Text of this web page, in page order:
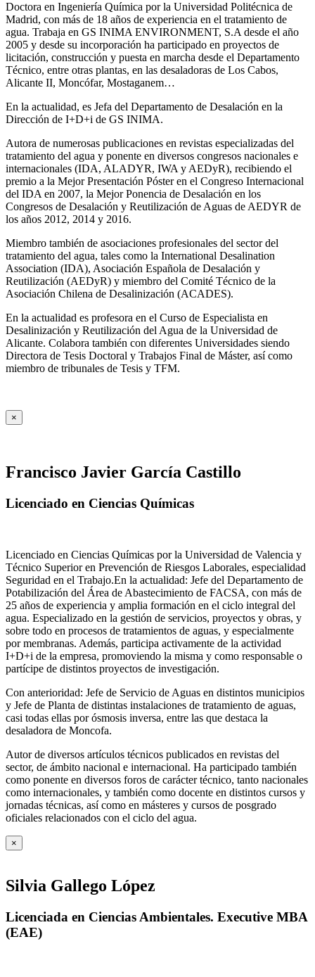
Doctora en Ingeniería Química por la Universidad Politécnica de
Madrid, con más de 18 años de experiencia en el tratamiento de
agua. Trabaja en GS INIMA ENVIRONMENT, S.A desde el año
2005 y desde su incorporación ha participado en proyectos de
licitación, construcción y puesta en marcha desde el Departamento
Técnico, entre otras plantas, en las desaladoras de Los Cabos,
Alicante II, Moncófar, Mostaganem…
En la actualidad, es Jefa del Departamento de Desalación en la
Dirección de I+D+i de GS INIMA.
Autora de numerosas publicaciones en revistas especializadas del
tratamiento del agua y ponente en diversos congresos nacionales e
internacionales (IDA, ALADYR, IWA y AEDyR), recibiendo el
premio a la Mejor Presentación Póster en el Congreso Internacional
del IDA en 2007, la Mejor Ponencia de Desalación en los
Congresos de Desalación y Reutilización de Aguas de AEDYR de
los años 2012, 2014 y 2016.
Miembro también de asociaciones profesionales del sector del
tratamiento del agua, tales como la International Desalination
Association (IDA), Asociación Española de Desalación y
Reutilización (AEDyR) y miembro del Comité Técnico de la
Asociación Chilena de Desalinización (ACADES).
En la actualidad es profesora en el Curso de Especialista en
Desalinización y Reutilización del Agua de la Universidad de
Alicante. Colabora también con diferentes Universidades siendo
Directora de Tesis Doctoral y Trabajos Final de Máster, así como
miembro de tribunales de Tesis y TFM.
×
Francisco Javier García Castillo
Licenciado en Ciencias Químicas
Licenciado en Ciencias Químicas por la Universidad de Valencia y
Técnico Superior en Prevención de Riesgos Laborales, especialidad
Seguridad en el Trabajo.En la actualidad: Jefe del Departamento de
Potabilización del Área de Abastecimiento de FACSA, con más de
25 años de experiencia y amplia formación en el ciclo integral del
agua. Especializado en la gestión de servicios, proyectos y obras, y
sobre todo en procesos de tratamientos de aguas, y especialmente
por membranas. Además, participa activamente de la actividad
I+D+i de la empresa, promoviendo la misma y como responsable o
partícipe de distintos proyectos de investigación.
Con anterioridad: Jefe de Servicio de Aguas en distintos municipios
y Jefe de Planta de distintas instalaciones de tratamiento de aguas,
casi todas ellas por ósmosis inversa, entre las que destaca la
desaladora de Moncofa.
Autor de diversos artículos técnicos publicados en revistas del
sector, de ámbito nacional e internacional. Ha participado también
como ponente en diversos foros de carácter técnico, tanto nacionales
como internacionales, y también como docente en distintos cursos y
jornadas técnicas, así como en másteres y cursos de posgrado
oficiales relacionados con el ciclo del agua.
×
Silvia Gallego López
Licenciada en Ciencias Ambientales. Executive MBA
(EAE)